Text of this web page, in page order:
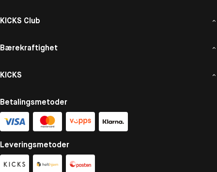
KICKS Club
Bærekraftighet
KICKS
Betalingsmetoder
Leveringsmetoder